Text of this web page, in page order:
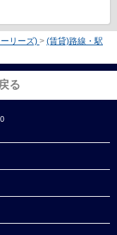
リーズ) > (賃貸)路線・駅
る